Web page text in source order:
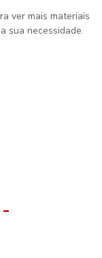
ver mais materiais
sua necessidade.